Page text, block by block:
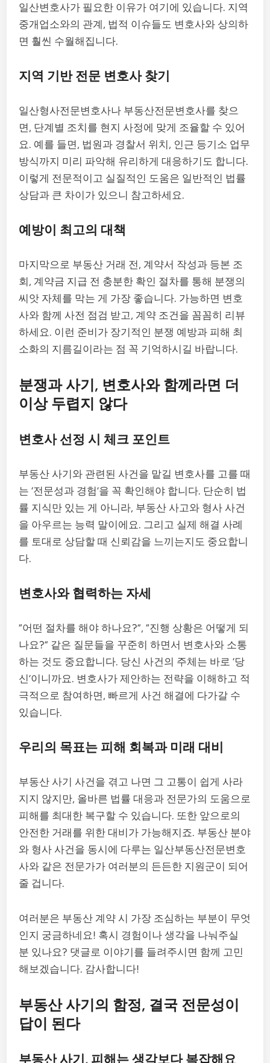
일산변호사가 필요한 이유가 여기에 있습니다. 지역
중개업소와의 관계, 법적 이슈들도 변호사와 상의하
면 훨씬 수월해집니다.
지역 기반 전문 변호사 찾기
일산형사전문변호사나 부동산전문변호사를 찾으
면, 단계별 조치를 현지 사정에 맞게 조율할 수 있어
요. 예를 들면, 법원과 경찰서 위치, 인근 등기소 업무
방식까지 미리 파악해 유리하게 대응하기도 합니다.
이렇게 전문적이고 실질적인 도움은 일반적인 법률
상담과 큰 차이가 있으니 참고하세요.
예방이 최고의 대책
마지막으로 부동산 거래 전, 계약서 작성과 등본 조
회, 계약금 지급 전 충분한 확인 절차를 통해 분쟁의
씨앗 자체를 막는 게 가장 좋습니다. 가능하면 변호
사와 함께 사전 점검 받고, 계약 조건을 꼼꼼히 리뷰
하세요. 이런 준비가 장기적인 분쟁 예방과 피해 최
소화의 지름길이라는 점 꼭 기억하시길 바랍니다.
분쟁과 사기, 변호사와 함께라면 더
이상 두렵지 않다
변호사 선정 시 체크 포인트
부동산 사기와 관련된 사건을 맡길 변호사를 고를 때
는 ‘전문성과 경험’을 꼭 확인해야 합니다. 단순히 법
률 지식만 있는 게 아니라, 부동산 사고와 형사 사건
을 아우르는 능력 말이에요. 그리고 실제 해결 사례
를 토대로 상담할 때 신뢰감을 느끼는지도 중요합니
다.
변호사와 협력하는 자세
“어떤 절차를 해야 하나요?”, “진행 상황은 어떻게 되
나요?” 같은 질문들을 꾸준히 하면서 변호사와 소통
하는 것도 중요합니다. 당신 사건의 주체는 바로 ‘당
신’이니까요. 변호사가 제안하는 전략을 이해하고 적
극적으로 참여하면, 빠르게 사건 해결에 다가갈 수
있습니다.
우리의 목표는 피해 회복과 미래 대비
부동산 사기 사건을 겪고 나면 그 고통이 쉽게 사라
지지 않지만, 올바른 법률 대응과 전문가의 도움으로
피해를 최대한 복구할 수 있습니다. 또한 앞으로의
안전한 거래를 위한 대비가 가능해지죠. 부동산 분야
와 형사 사건을 동시에 다루는 일산부동산전문변호
사와 같은 전문가가 여러분의 든든한 지원군이 되어
줄 겁니다.
여러분은 부동산 계약 시 가장 조심하는 부분이 무엇
인지 궁금하네요! 혹시 경험이나 생각을 나눠주실
분 있나요? 댓글로 이야기를 들려주시면 함께 고민
해보겠습니다. 감사합니다!
부동산 사기의 함정, 결국 전문성이
답이 된다
부동산 사기, 피해는 생각보다 복잡해요